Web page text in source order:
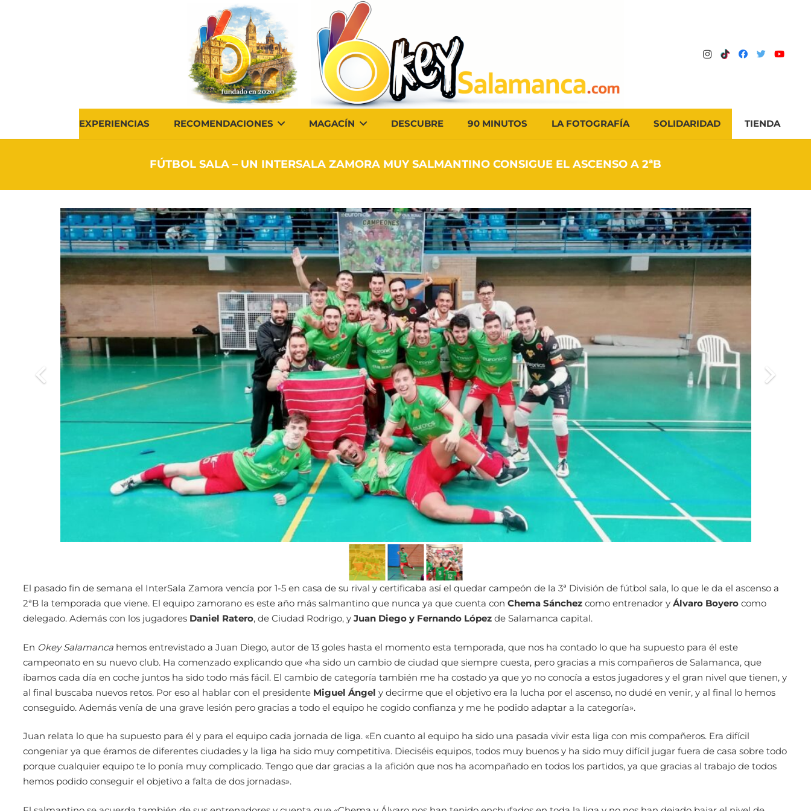
EXPERIENCIAS RECOMENDACIONES MAGACÍN DESCUBRE 90 MINUTOS LA FOTOGRAFÍA SOLIDARIDAD TIENDA
FÚTBOL SALA – UN INTERSALA ZAMORA MUY SALMANTINO CONSIGUE EL ASCENSO A 2ªB
El pasado fin de semana el InterSala Zamora vencía por 1-5 en casa de su rival y certificaba así el quedar campeón de la 3ª División de fútbol sala, lo que le da el ascenso a
2ªB la temporada que viene. El equipo zamorano es este año más salmantino que nunca ya que cuenta con Chema Sánchezcomo entrenador y Álvaro Boyerocomo
delegado. Además con los jugadores Daniel Ratero, de Ciudad Rodrigo, y Juan Diego y Fernando Lópezde Salamanca capital.
En Okey Salamancahemos entrevistado a Juan Diego, autor de 13 goles hasta el momento esta temporada, que nos ha contado lo que ha supuesto para él este
campeonato en su nuevo club. Ha comenzado explicando que «ha sido un cambio de ciudad que siempre cuesta, pero gracias a mis compañeros de Salamanca, que
íbamos cada día en coche juntos ha sido todo más fácil. El cambio de categoría también me ha costado ya que yo no conocía a estos jugadores y el gran nivel que tienen, y
al final buscaba nuevos retos. Por eso al hablar con el presidente Miguel Ángel y decirme que el objetivo era la lucha por el ascenso, no dudé en venir, y al final lo hemos
conseguido. Además venía de una grave lesión pero gracias a todo el equipo he cogido confianza y me he podido adaptar a la categoría».
Juan relata lo que ha supuesto para él y para el equipo cada jornada de liga. «En cuanto al equipo ha sido una pasada vivir esta liga con mis compañeros. Era difícil
congeniar ya que éramos de diferentes ciudades y la liga ha sido muy competitiva. Dieciséis equipos, todos muy buenos y ha sido muy difícil jugar fuera de casa sobre todo
porque cualquier equipo te lo ponía muy complicado. Tengo que dar gracias a la afición que nos ha acompañado en todos los partidos, ya que gracias al trabajo de todos
hemos podido conseguir el objetivo a falta de dos jornadas».